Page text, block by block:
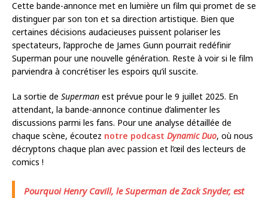
Cette bande-annonce met en lumière un film qui promet de se
distinguer par son ton et sa direction artistique. Bien que
certaines décisions audacieuses puissent polariser les
spectateurs, l’approche de James Gunn pourrait redéfinir
Superman pour une nouvelle génération. Reste à voir si le film
parviendra à concrétiser les espoirs qu’il suscite.
La sortie de Superman est prévue pour le 9 juillet 2025. En
attendant, la bande-annonce continue d’alimenter les
discussions parmi les fans. Pour une analyse détaillée de
chaque scène, écoutez notre podcast Dynamic Duo, où nous
décryptons chaque plan avec passion et l’œil des lecteurs de
comics !
Pourquoi Henry Cavill, le Superman de Zack Snyder, est